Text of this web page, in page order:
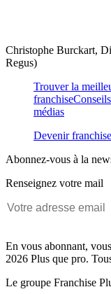
Christophe Burckart,
Regus)
Trouver la
franchise
médias
Devenir
Abonnez-vous à la
Renseignez votre mail
En vous abonnant,
2026 Plus que pro.
Le groupe Franchise